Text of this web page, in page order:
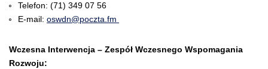
Telefon: (71) 349 07 56
E-mail: oswdn@poczta.fm
Wczesna Interwencja – Zespół Wczesnego Wspomagania
Rozwoju: